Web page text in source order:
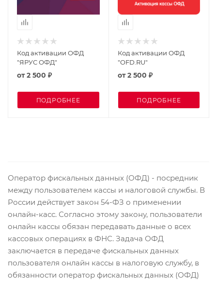
Код активации ОФД
"ЯРУС ОФД"
от2 500 ₽
ПОДРОБНЕЕ
Код активации ОФД
"OFD.RU"
от2 500 ₽
ПОДРОБНЕЕ
Оператор фискальных данных (ОФД) - посредник
между пользователем кассы и налоговой службы. В
России действует закон 54-ФЗ о применении
онлайн-касс. Согласно этому закону, пользователи
онлайн кассы обязан передавать данные о всех
кассовых операциях в ФНС. Задача ОФД
заключается в передаче фискальных данных
пользователя онлайн кассы в налоговую службу, в
обязанности оператор фискальных данных (ОФД)